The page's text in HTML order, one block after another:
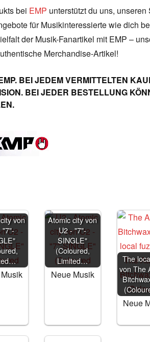
bei EMP unterstützt du uns,
für Musikinteressierte wie dich
der Musik-Fanartikel mit EMP –
Merchandise-Artikel!
BEI JEDEM VERMITTELTEN
BEI JEDER BESTELLUNG
von
"7"-
Atomic city von
U2 - "7"-
SINGLE"
(Coloured,
Limited…
Neue Musik
The
von The
Neue